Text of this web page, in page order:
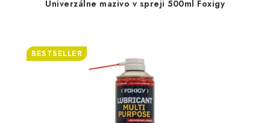
Univerzálne mazivo v spreji 500ml Foxigy
BESTSELLER